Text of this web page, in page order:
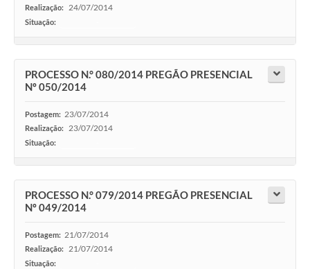
Realização: 24/07/2014
Situação:
PROCESSO N.° 080/2014 PREGÃO PRESENCIAL
Nº 050/2014
Postagem: 23/07/2014
Realização: 23/07/2014
Situação:
PROCESSO N.° 079/2014 PREGÃO PRESENCIAL
Nº 049/2014
Postagem: 21/07/2014
Realização: 21/07/2014
Situação: